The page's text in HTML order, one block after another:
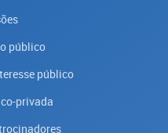
público
público
privada